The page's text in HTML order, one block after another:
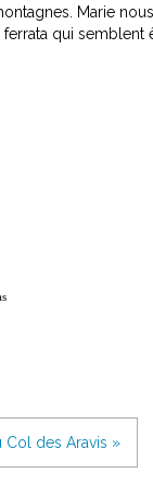
Marie
qui semblent
Col des Aravis »